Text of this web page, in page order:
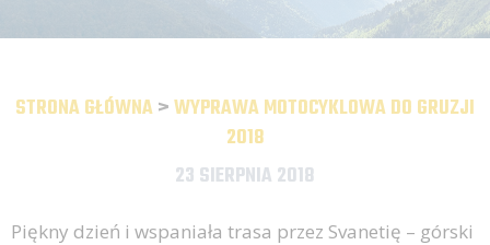
STRONA GŁÓWNA>WYPRAWA MOTOCYKLOWA DO GRUZJI
2018
23 SIERPNIA 2018
Piękny dzień i wspaniała trasa przez Svanetię – górski